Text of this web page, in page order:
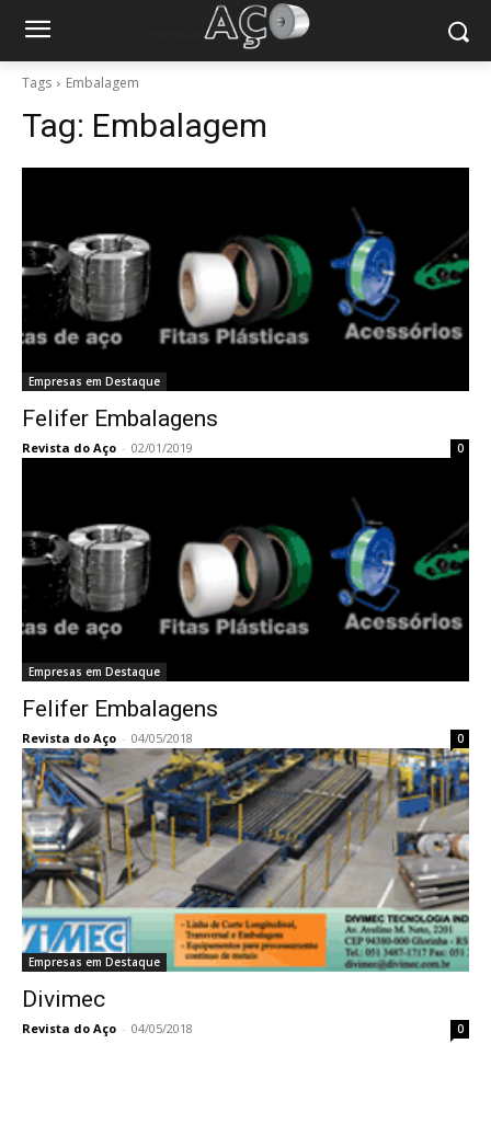
Tags Embalagem
Tag: Embalagem
Empresas em Destaque
Felifer Embalagens
Revista do Aço - 02/01/2019 0
Empresas em Destaque
Felifer Embalagens
Revista do Aço - 04/05/2018 0
Empresas em Destaque
Divimec
Revista do Aço - 04/05/2018 0